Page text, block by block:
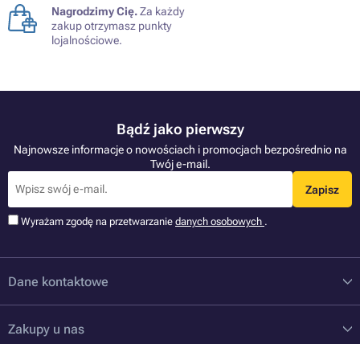
Nagrodzimy Cię.Za każdy
zakup otrzymasz punkty
lojalnościowe.
Bądź jako pierwszy
Najnowsze informacje o nowościach i promocjach bezpośrednio na
Twój e-mail.
Zapisz
Wyrażam zgodę na przetwarzanie danych osobowych .
Dane kontaktowe
Zakupy u nas